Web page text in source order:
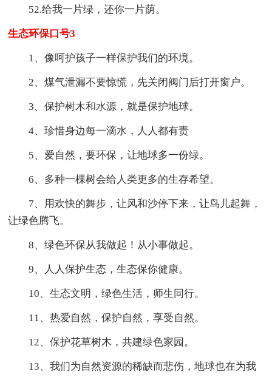
52.给我一片绿，还你一片荫。
生态环保口号3
1、像呵护孩子一样保护我们的环境。
2、煤气泄漏不要惊慌，先关闭阀门后打开窗户。
3、保护树木和水源，就是保护地球。
4、珍惜身边每一滴水，人人都有责
5、爱自然，要环保，让地球多一份绿。
6、多种一棵树会给人类更多的生存希望。
7、用欢快的舞步，让风和沙停下来，让鸟儿起舞，
让绿色腾飞。
8、绿色环保从我做起！从小事做起。
9、人人保护生态，生态保你健康。
10、生态文明，绿色生活，师生同行。
11、热爱自然，保护自然，享受自然。
12、保护花草树木，共建绿色家园。
13、我们为自然资源的稀缺而悲伤，地球也在为我